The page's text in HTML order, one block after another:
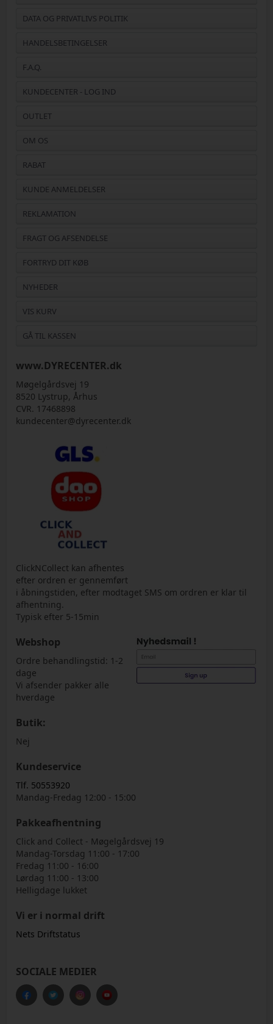
DATA OG PRIVATLIVS POLITIK
HANDELSBETINGELSER
F.A.Q.
KUNDECENTER - LOG IND
OUTLET
OM OS
RABAT
KUNDE ANMELDELSER
REKLAMATION
FRAGT OG AFSENDELSE
FORTRYD DIT KØB
NYHEDER
VIS KURV
GÅ TIL KASSEN
www.DYRECENTER.dk
Møgelgårdsvej 19
8520 Lystrup, Århus
CVR. 17468898
kundecenter@dyrecenter.dk
ClickNCollect kan afhentes
efter ordren er gennemført
i åbningstiden, efter modtaget SMS om ordren er klar til
afhentning.
Typisk efter 5-15min
Webshop
Ordre behandlingstid: 1-2
dage
Vi afsender pakker alle
hverdage
Butik:
Nej
Kundeservice
Tlf. 50553920
Mandag-Fredag 12:00 - 15:00
Pakkeafhentning
Click and Collect - Møgelgårdsvej 19
Mandag-Torsdag 11:00 - 17:00
Fredag 11:00 - 16:00
Lørdag 11:00 - 13:00
Helligdage lukket
Vi er i normal drift
Nets Driftstatus
SOCIALE MEDIER